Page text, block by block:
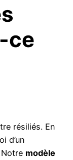
ce
résiliés. En
d’un
modèle